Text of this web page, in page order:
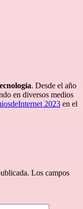
. Desde el año
en diversos medios
2023 en el
Los campos